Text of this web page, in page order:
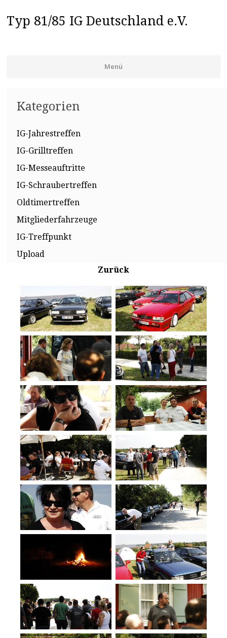
Typ 81/85 IG Deutschland e.V.
Menü
Kategorien
IG-Jahrestreffen
IG-Grilltreffen
IG-Messeauftritte
IG-Schraubertreffen
Oldtimertreffen
Mitgliederfahrzeuge
IG-Treffpunkt
Upload
Zurück